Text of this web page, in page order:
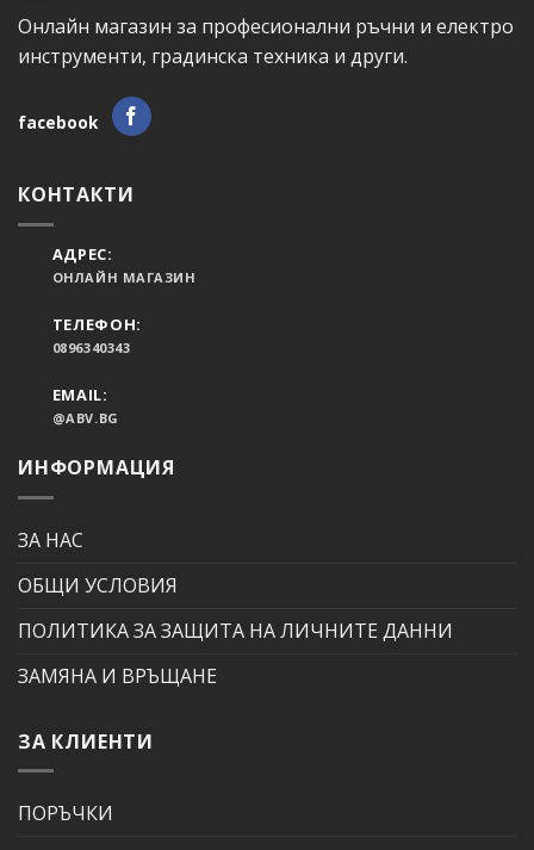
Онлайн магазин за професионални ръчни и електро
инструменти, градинска техника и други.
facebook
КОНТАКТИ
АДРЕС:
ОНЛАЙН МАГАЗИН
ТЕЛЕФОН:
0896340343
EMAIL:
@ABV.BG
ИНФОРМАЦИЯ
ЗА НАС
ОБЩИ УСЛОВИЯ
ПОЛИТИКА ЗА ЗАЩИТА НА ЛИЧНИТЕ ДАННИ
ЗАМЯНА И ВРЪЩАНЕ
ЗА КЛИЕНТИ
ПОРЪЧКИ